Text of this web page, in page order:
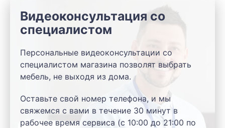
Видеоконсультация со
специалистом
Персональные видеоконсультации со
специалистом магазина позволят выбрать
мебель, не выходя из дома.
Оставьте свой номер телефона, и мы
свяжемся с вами в течение 30 минут в
рабочее время сервиса (с 10:00 до 21:00 по